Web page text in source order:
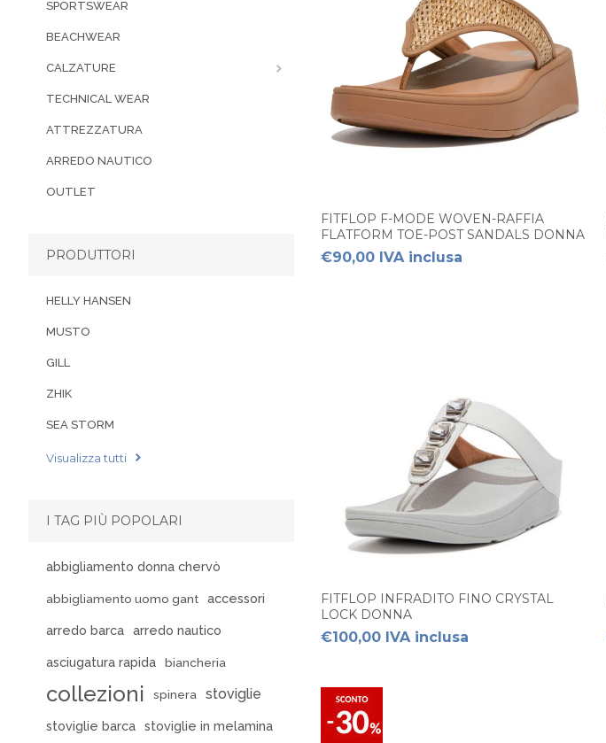
FITFLOP F-MODE WOVEN-RAFFIA
FLATFORM TOE-POST SANDALS DONNA
€90,00 IVA inclusa
FITFLOP INFRADITO FINO CRYSTAL
LOCK DONNA
€100,00 IVA inclusa
SPORTSWEAR
BEACHWEAR
CALZATURE
TECHNICAL WEAR
ATTREZZATURA
ARREDO NAUTICO
OUTLET
PRODUTTORI
HELLY HANSEN
MUSTO
GILL
ZHIK
SEA STORM
Visualizza tutti
I TAG PIÙ POPOLARI
abbigliamento donna chervò
abbigliamento uomo gant accessori
arredo barca arredo nautico
asciugatura rapida biancheria
collezioni spinera stoviglie
stoviglie barca stoviglie in melamina